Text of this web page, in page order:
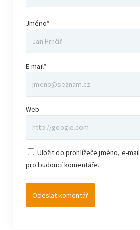
Jméno*
E-mail*
Web
Uložit do prohlížeče jméno, e-
pro budoucí komentáře.